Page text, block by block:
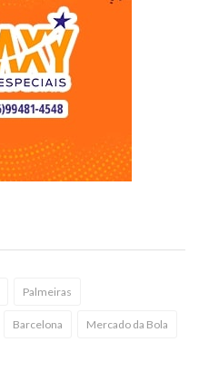
Palmeiras
Barcelona Mercado da Bola